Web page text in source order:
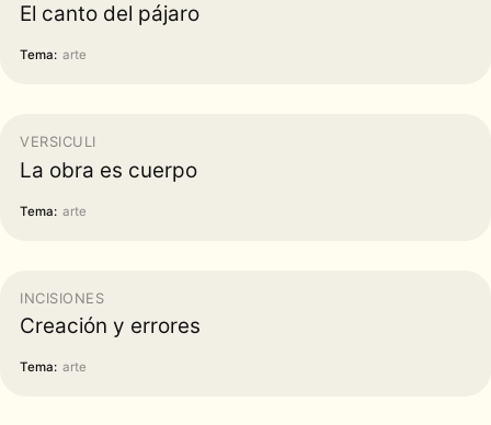
El canto del pájaro
Tema: arte
VERSICULI
La obra es cuerpo
Tema: arte
INCISIONES
Creación y errores
Tema: arte